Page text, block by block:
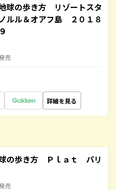
球の歩き方 リゾートスタ
ルル＆オアフ島 ２０１８
売
詳細を見る
の歩き方 Ｐｌａｔ パリ
売